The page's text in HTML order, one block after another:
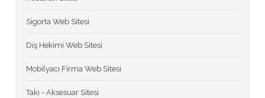
Sigorta Web Sitesi
Diş Hekimi Web Sitesi
Mobilyacı Firma Web Sitesi
Takı - Aksesuar Sitesi